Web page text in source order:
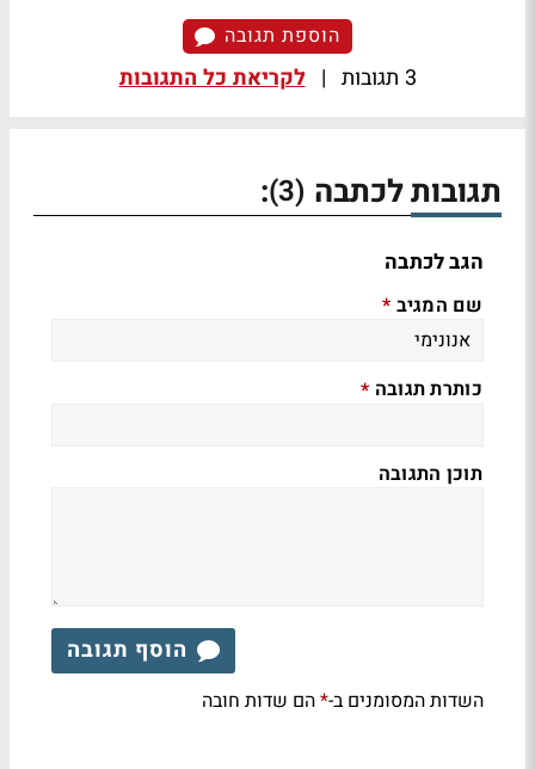
הוספת תגובה
3 תגובות | לקריאת כל התגובות
תגובות לכתבה (3)
:
הגב לכתבה
שם המגיב *
כותרת תגובה *
תוכן התגובה
הוסף תגובה
השדות המסומנים ב-*הם שדות חובה